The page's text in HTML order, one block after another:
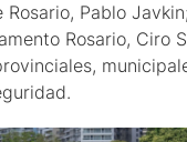
Rosario, Pablo
Rosario, Ciro